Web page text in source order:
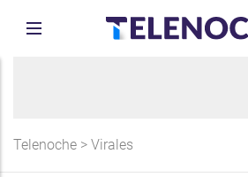
Telenoche > Virales